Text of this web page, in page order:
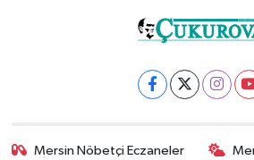
Mersin Nöbetçi Eczaneler